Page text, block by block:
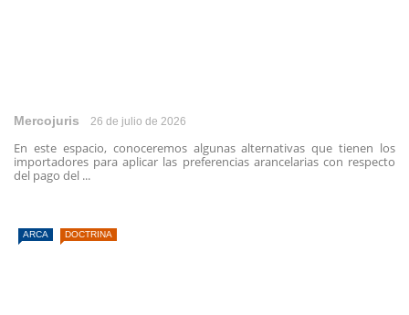
Mercojuris 26 de julio de 2026
En este espacio, conoceremos algunas alternativas que tienen los
importadores para aplicar las preferencias arancelarias con respecto
del pago del ...
ARCA DOCTRINA